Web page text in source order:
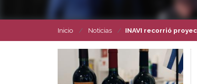
Inicio Noticias INAVI recorrió